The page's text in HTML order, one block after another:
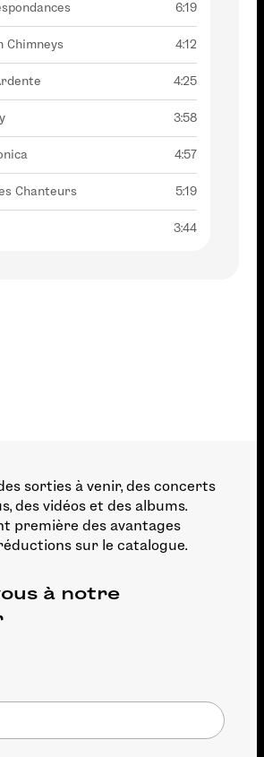
6:19
Chimneys 4:12
4:25
3:58
4:57
Chanteurs 5:19
3:44
sorties à venir, des concerts
des vidéos et des albums.
première des avantages
sur le catalogue.
à notre